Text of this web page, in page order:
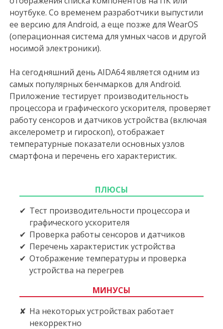
ноутбуке. Со временем разработчики выпустили
ее версию для Android, а еще позже для WearOS
(операционная система для умных часов и другой
носимой электроники).
На сегодняшний день AIDA64 является одним из
самых популярных бенчмарков для Android.
Приложение тестирует производительность
процессора и графического ускорителя, проверяет
работу сенсоров и датчиков устройства (включая
акселерометр и гироскоп), отображает
температурные показатели основных узлов
смартфона и перечень его характеристик.
ПЛЮСЫ
Тест производительности процессора и
графического ускорителя
Проверка работы сенсоров и датчиков
Перечень характеристик устройства
Отображение температуры и проверка
устройства на перегрев
МИНУСЫ
На некоторых устройствах работает
некорректно